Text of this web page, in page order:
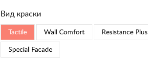
Вид краски
Tactile Wall Comfort Resistance Plus
Special Faсade